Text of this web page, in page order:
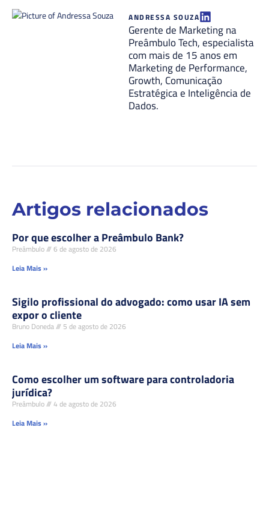
ANDRESSA SOUZA
Gerente de Marketing na
Preâmbulo Tech, especialista
com mais de 15 anos em
Marketing de Performance,
Growth, Comunicação
Estratégica e Inteligência de
Dados.
Artigos relacionados
Por que escolher a Preâmbulo Bank?
Preâmbulo
6 de agosto de 2026
Leia Mais »
Sigilo profissional do advogado: como usar IA sem
expor o cliente
Bruno Doneda
5 de agosto de 2026
Leia Mais »
Como escolher um software para controladoria
jurídica?
Preâmbulo
4 de agosto de 2026
Leia Mais »